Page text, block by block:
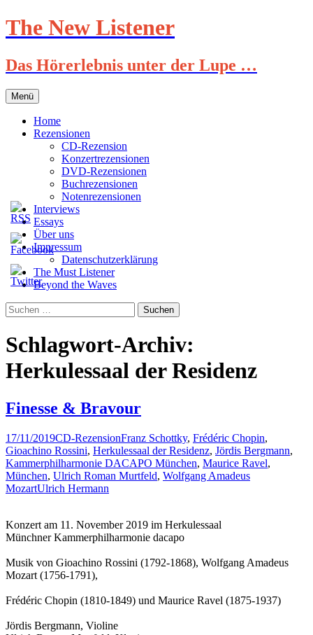
Zum
Inhalt
The New Listener
Das Hörerlebnis unter der Lupe …
Menü
Home
Rezensionen
CD-Rezension
Konzertrezensionen
DVD-Rezensionen
Buchrezensionen
Notenrezensionen
Interviews
Essays
Über uns
Impressum
Datenschutzerklärung
The Must Listener
Beyond the Waves
Suchen
nach:
Schlagwort-Archiv:
Herkulessaal der Residenz
Finesse & Bravour
17/11/2019CD-RezensionFranz Schottky, Frédéric Chopin,
Gioachino Rossini, Herkulessaal der Residenz, Jördis Bergmann,
Kammerphilharmonie DACAPO München, Maurice Ravel,
München, Ulrich Roman Murtfeld, Wolfgang Amadeus
MozartUlrich Hermann
Konzert am 11. November 2019 im Herkulessaal
Münchner Kammerphilharmonie dacapo
Musik von Gioachino Rossini (1792-1868), Wolfgang Amadeus
Mozart (1756-1791),
Frédéric Chopin (1810-1849) und Maurice Ravel (1875-1937)
Jördis Bergmann, Violine